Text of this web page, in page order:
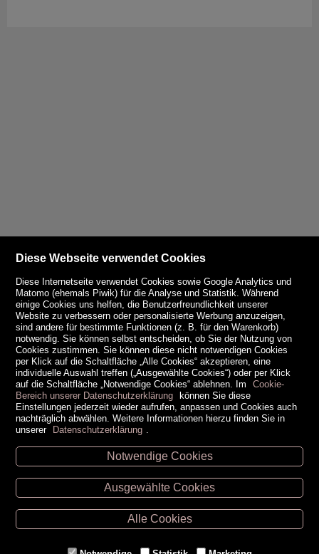
Unsere Öffnungszeiten
Retz -02942/20433
Hollabrunn -02952/30057
Eggenburg -02984/3836
Diese Webseite verwendet Cookies
Diese Internetseite verwendet Cookies sowie Google Analytics und
Matomo (ehemals Piwik) für die Analyse und Statistik. Während
einige Cookies uns helfen, die Benutzerfreundlichkeit unserer
Website zu verbessern oder personalisierte Werbung anzuzeigen,
sind andere für bestimmte Funktionen (z. B. für den Warenkorb)
notwendig. Sie können selbst entscheiden, ob Sie der Nutzung von
Cookies zustimmen. Sie können diese nicht notwendigen Cookies
per Klick auf die Schaltfläche „Alle Cookies“ akzeptieren, eine
individuelle Auswahl treffen („Ausgewählte Cookies“) oder per Klick
auf die Schaltfläche „Notwendige Cookies“ ablehnen. Im
Cookie-
Bereich unserer Datenschutzerklärung können Sie diese
Einstellungen jederzeit wieder aufrufen, anpassen und Cookies auch
nachträglich abwählen. Weitere Informationen hierzu finden Sie in
unserer Datenschutzerklärung
Notwendige Cookies
Ausgewählte Cookies
Alle Cookies